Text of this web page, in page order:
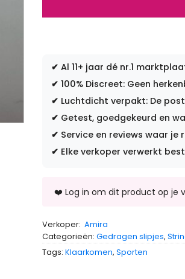
✔ Al 11+ jaar dé nr.1
✔ 100% Discreet: Geen
✔ Luchtdicht verpakt: De
✔ Getest, goedgekeurd en
✔ Service en reviews waar
✔ Elke verkoper verwerkt
Verkoper: Amira
Categorieën: Gedragen slipjes,
Tags: Klaarkomen, Sporten